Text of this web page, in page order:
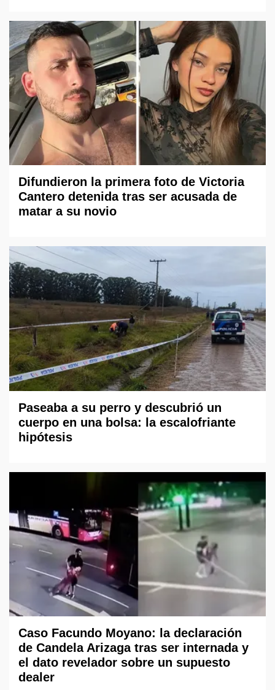
Difundieron la primera foto de Victoria
Cantero detenida tras ser acusada de
matar a su novio
Paseaba a su perro y descubrió un
cuerpo en una bolsa: la escalofriante
hipótesis
Caso Facundo Moyano: la declaración
de Candela Arizaga tras ser internada y
el dato revelador sobre un supuesto
dealer